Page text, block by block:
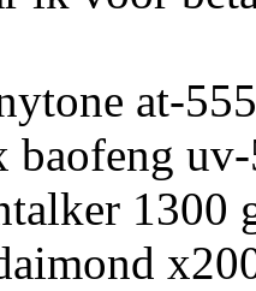
at-
baofeng
1300